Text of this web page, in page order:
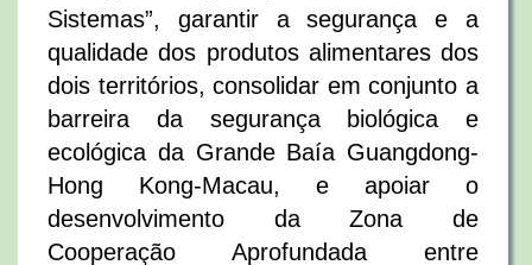
Sistemas”, garantir a segurança e a
qualidade dos produtos alimentares dos
dois territórios, consolidar em conjunto a
barreira da segurança biológica e
ecológica da Grande Baía Guangdong-
Hong Kong-Macau, e apoiar o
desenvolvimento da Zona de
Cooperação Aprofundada entre